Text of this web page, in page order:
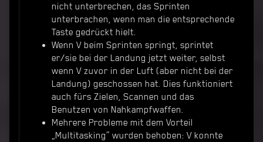
nicht unterbrechen, das Sprinten
unterbrachen, wenn man die entsprechende
Taste gedrückt hielt.
Wenn V beim Sprinten springt, sprintet
er/sie bei der Landung jetzt weiter, selbst
wenn V zuvor in der Luft (aber nicht bei der
Landung) geschossen hat. Dies funktioniert
auch fürs Zielen, Scannen und das
Benutzen von Nahkampfwaffen.
Mehrere Probleme mit dem Vorteil
„Multitasking“ wurden behoben: V konnte